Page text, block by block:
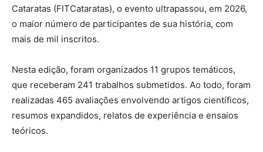
Cataratas (FITCataratas), o evento ultrapassou, em 2026,
o maior número de participantes de sua história, com
mais de mil inscritos.
Nesta edição, foram organizados 11 grupos temáticos,
que receberam 241 trabalhos submetidos. Ao todo, foram
realizadas 465 avaliações envolvendo artigos científicos,
resumos expandidos, relatos de experiência e ensaios
teóricos.